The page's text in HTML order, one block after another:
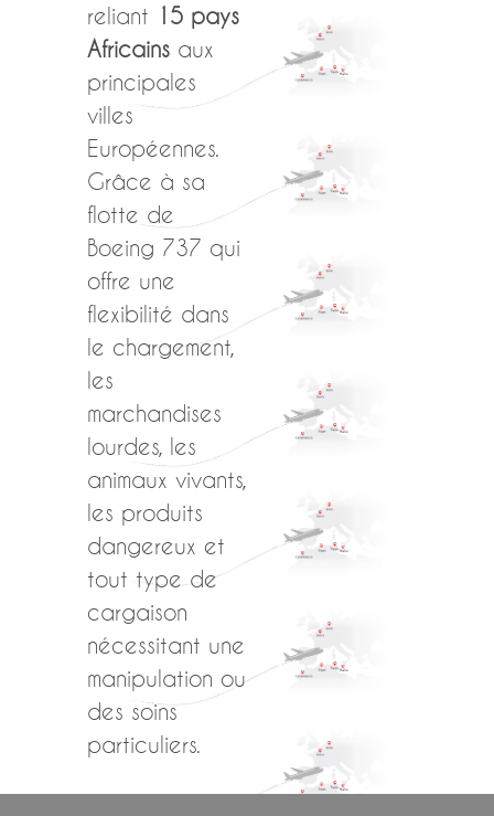
reliant 15 pays
Africains aux
principales
villes
Européennes.
Grâce à sa
flotte de
Boeing 737 qui
offre une
flexibilité dans
le chargement,
les
marchandises
lourdes, les
animaux vivants,
les produits
dangereux et
tout type de
cargaison
nécessitant une
manipulation ou
des soins
particuliers.